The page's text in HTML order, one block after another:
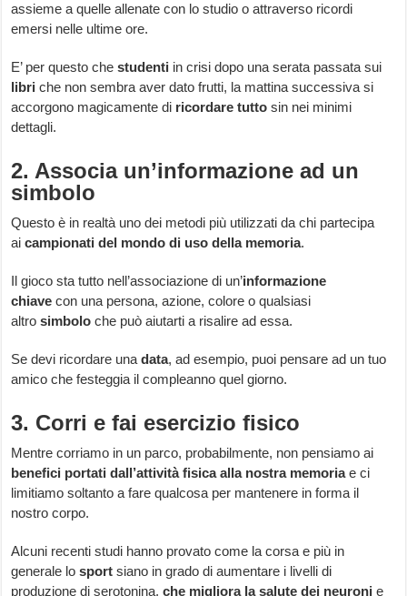
assieme a quelle allenate con lo studio o attraverso ricordi
emersi nelle ultime ore.
E’ per questo chestudenti in crisi dopo una serata passata sui
libri che non sembra aver dato frutti, la mattina successiva si
accorgono magicamente di ricordare tutto sin nei minimi
dettagli.
2. Associa un’informazione ad un
simbolo
Questo è in realtà uno dei metodi più utilizzati da chi partecipa
aicampionati del mondo di uso della memoria.
Il gioco sta tutto nell’associazione di un’informazione
chiave con una persona, azione, colore o qualsiasi
altrosimbolo che può aiutarti a risalire ad essa.
Se devi ricordare unadata, ad esempio, puoi pensare ad un tuo
amico che festeggia il compleanno quel giorno.
3. Corri e fai esercizio fisico
Mentre corriamo in un parco, probabilmente, non pensiamo ai
benefici portati dall’attività fisica alla nostra memoriae ci
limitiamo soltanto a fare qualcosa per mantenere in forma il
nostro corpo.
Alcuni recenti studi hanno provato come la corsa e più in
generale losport siano in grado di aumentare i livelli di
produzione di serotonina,che migliora la salute dei neuronie